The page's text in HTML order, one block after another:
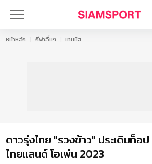
หน้าหลัก กีฬาอื่นๆ เทนนิส
ดาวรุ่งไทย "รวงข้าว" ประเดิมท็อ
ไทยแลนด์ โอเพ่น 2023